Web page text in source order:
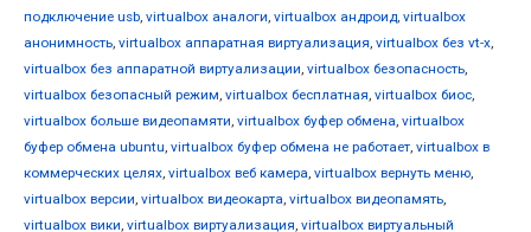
подключение usb, virtualbox аналоги, virtualbox андроид, virtualbox
анонимность, virtualbox аппаратная виртуализация, virtualbox без vt-x,
virtualbox без аппаратной виртуализации, virtualbox безопасность,
virtualbox безопасный режим, virtualbox бесплатная, virtualbox биос,
virtualbox больше видеопамяти, virtualbox буфер обмена, virtualbox
буфер обмена ubuntu, virtualbox буфер обмена не работает, virtualbox в
коммерческих целях, virtualbox веб камера, virtualbox вернуть меню,
virtualbox версии, virtualbox видеокарта, virtualbox видеопамять,
virtualbox вики, virtualbox виртуализация, virtualbox виртуальный